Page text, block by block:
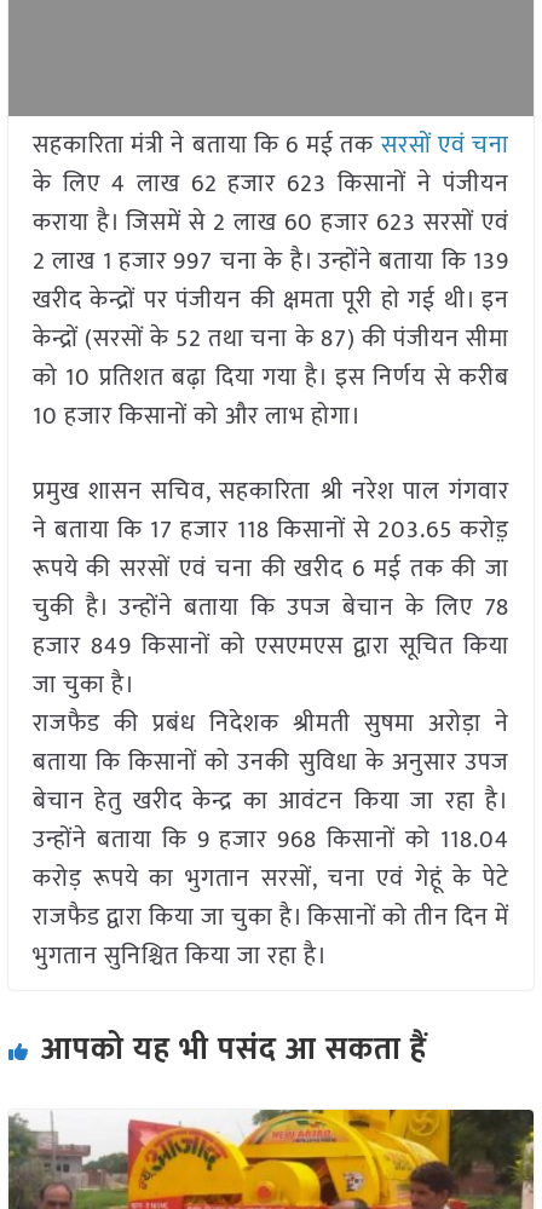
सहकारिता मंत्री ने बताया कि 6 मई तकसरसों एवं चना
के लिए 4 लाख 62 हजार 623 किसानों ने पंजीयन
कराया है। जिसमें से 2 लाख 60 हजार 623 सरसों एवं
2 लाख 1 हजार 997 चना के है। उन्होंने बताया कि 139
खरीद केन्द्रों पर पंजीयन की क्षमता पूरी हो गई थी। इन
केन्द्रों (सरसों के 52 तथा चना के 87) की पंजीयन सीमा
को 10 प्रतिशत बढ़ा दिया गया है। इस निर्णय से करीब
10 हजार किसानों को और लाभ होगा।
प्रमुख शासन सचिव, सहकारिता श्री नरेश पाल गंगवार
ने बताया कि 17 हजार 118 किसानों से 203.65 करोड़़
रूपये की सरसों एवं चना की खरीद 6 मई तक की जा
चुकी है। उन्होंने बताया कि उपज बेचान के लिए 78
हजार 849 किसानों को एसएमएस द्वारा सूचित किया
जा चुका है।
राजफैड की प्रबंध निदेशक श्रीमती सुषमा अरोड़ा ने
बताया कि किसानों को उनकी सुविधा के अनुसार उपज
बेचान हेतु खरीद केन्द्र का आवंटन किया जा रहा है।
उन्होंने बताया कि 9 हजार 968 किसानों को 118.04
करोड़ रूपये का भुगतान सरसों, चना एवं गेहूं के पेटे
राजफैड द्वारा किया जा चुका है। किसानों को तीन दिन में
भुगतान सुनिश्चित किया जा रहा है।
आपको यह भी पसंद आ सकता हैं